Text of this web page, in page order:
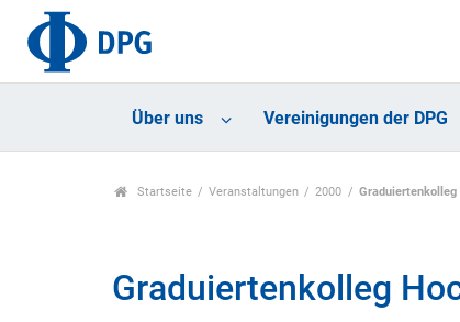
Über uns Vereinigungen der DPG
Startseite Veranstaltungen 2000
Graduiertenkolleg